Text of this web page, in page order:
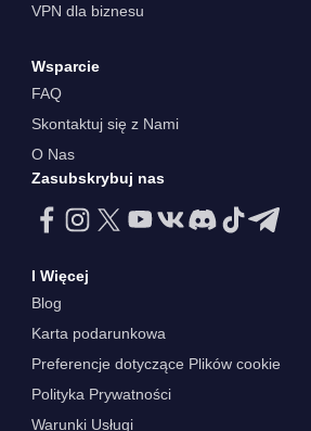
VPN dla biznesu
Wsparcie
FAQ
Skontaktuj się z Nami
O Nas
Zasubskrybuj nas
I Więcej
Blog
Karta podarunkowa
Preferencje dotyczące Plików cookie
Polityka Prywatności
Warunki Usługi